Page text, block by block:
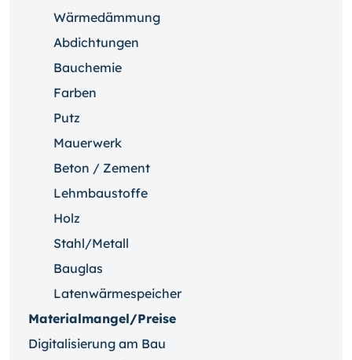
Wärmedämmung
Abdichtungen
Bauchemie
Farben
Putz
Mauerwerk
Beton / Zement
Lehmbaustoffe
Holz
Stahl/Metall
Bauglas
Latenwärmespeicher
Materialmangel/Preise
Digitalisierung am Bau